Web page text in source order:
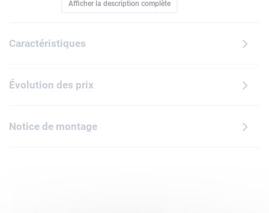
Les enfants imaginent que Zac et Nova déjeunent pendant
dispose de sièges pour les mini-poupées et pour le chien
ranger des accessoires. La borne de recharge
s'accompagne d'une table et de 2 chaises, où Zac et Nova
Ce set est un formidable cadeau à offrir à des enfants
passionnés de jeu de rôle et d'aventure. L'application LEGO
Afficher la description complète
Caractéristiques
Évolution des prix
Notice de montage